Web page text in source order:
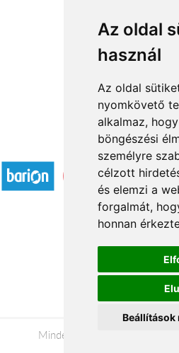
Az oldal
használ
Az oldal
nyomkövető
alkalmaz,
böngészési
személyre
célzott
és elemzi a
forgalmát,
honnan
Beállítások
2 3 ...
Elfogadott
Á.SZ.F.
Adatkezelési
Minden jog fenntartva © 2026